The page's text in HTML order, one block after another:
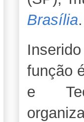
Brasília.
função
e